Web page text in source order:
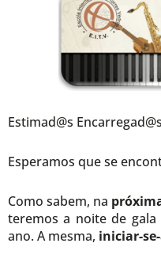
Estimad@s
Esperamos que se
Como sabem, na
teremos a noite de gala
ano. A mesma, iniciar-